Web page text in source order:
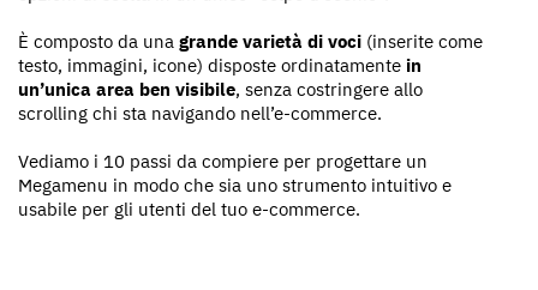
È composto da una grande varietà di voci (inserite come
testo, immagini, icone) disposte ordinatamente in
un’unica area ben visibile, senza costringere allo
scrolling chi sta navigando nell’e-commerce.
Vediamo i 10 passi da compiere per progettare un
Megamenu in modo che sia uno strumento intuitivo e
usabile per gli utenti del tuo e-commerce.